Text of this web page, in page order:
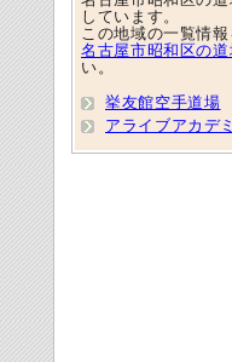
しています。
この地域の一覧情
名古屋市昭和区の道
い。
挙友館空手道場
アライブアカデ